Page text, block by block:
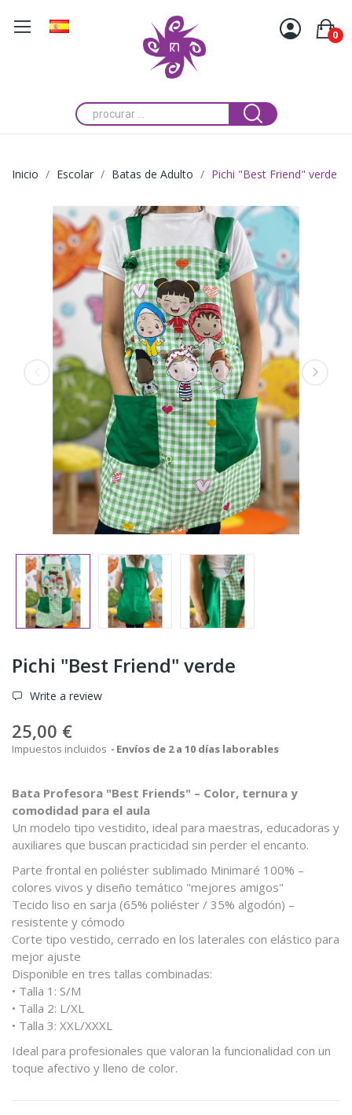
0
Inicio Escolar Batas de Adulto Pichi "Best Friend" verde
Pichi "Best Friend" verde
Write a review
25,00 €
Impuestos incluidos Envíos de 2 a 10 días laborables
Bata Profesora "Best Friends" – Color, ternura y
comodidad para el aula
Un modelo tipo vestidito, ideal para maestras, educadoras y
auxiliares que buscan practicidad sin perder el encanto.
Parte frontal en poliéster sublimado Minimaré 100% –
colores vivos y diseño temático "mejores amigos"
Tecido liso en sarja (65% poliéster / 35% algodón) –
resistente y cómodo
Corte tipo vestido, cerrado en los laterales con elástico para
mejor ajuste
Disponible en tres tallas combinadas:
• Talla 1: S/M
• Talla 2: L/XL
• Talla 3: XXL/XXXL
Ideal para profesionales que valoran la funcionalidad con un
toque afectivo y lleno de color.